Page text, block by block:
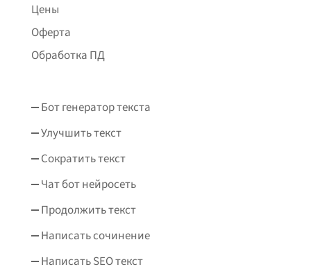
Цены
Оферта
Обработка ПД
Бот генератор текста
Улучшить текст
Сократить текст
Чат бот нейросеть
Продолжить текст
Написать сочинение
Написать SEO текст